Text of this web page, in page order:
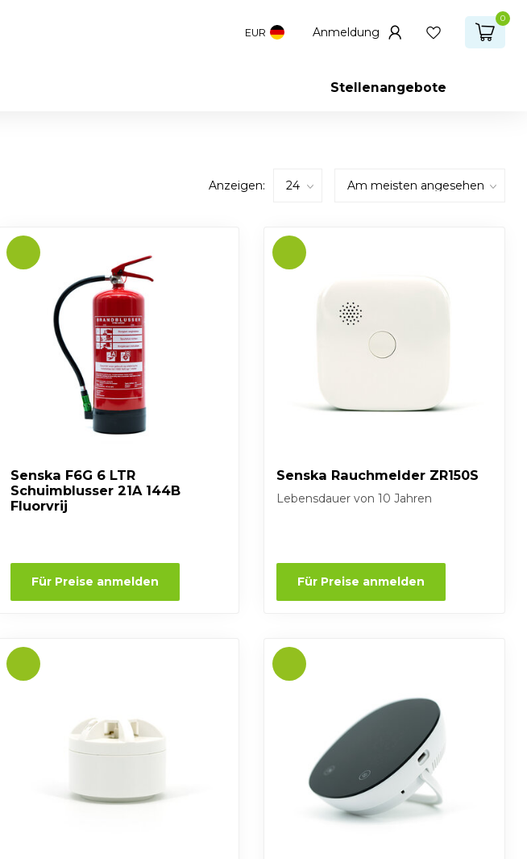
EUR Anmeldung
0
Stellenangebote
Anzeigen:
Senska F6G 6 LTR
Schuimblusser 21A 144B
Fluorvrij
Für Preise anmelden
Senska Rauchmelder ZR150S
Lebensdauer von 10 Jahren
Für Preise anmelden